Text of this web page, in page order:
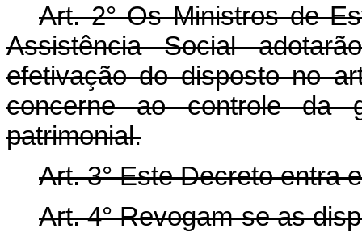
Art. 2° Os Ministros de
Assistência Social
efetivação do disposto no
concerne ao controle da
patrimonial.
Art. 3° Este Decreto entra
Art. 4° Revogam-se as